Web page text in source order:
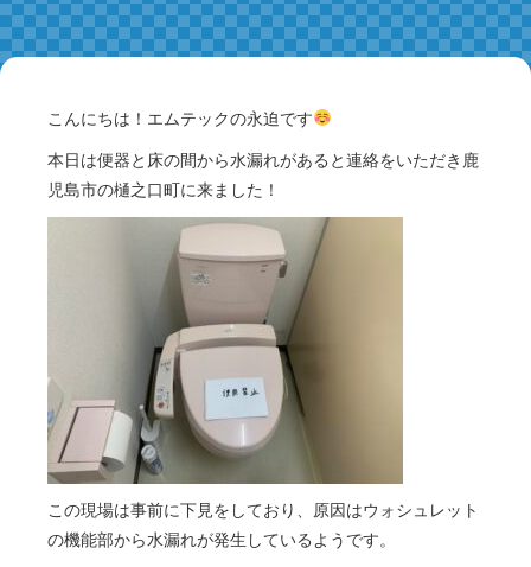
こんにちは！エムテックの永迫です
本日は便器と床の間から水漏れがあると連絡をいただき鹿
児島市の樋之口町に来ました！
この現場は事前に下見をしており、原因はウォシュレット
の機能部から水漏れが発生しているようです。